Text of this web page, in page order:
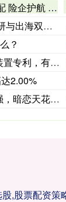
业航天奔赴星辰大海
海双突破
？
的防止包装膜
2.00%
《雾里青》官
,股票配资